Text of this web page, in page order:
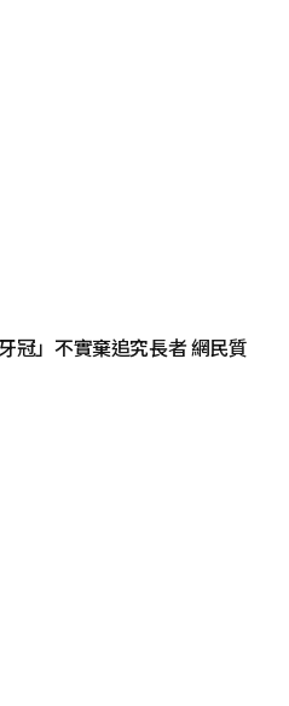
冠」不實棄追究長者 網民質